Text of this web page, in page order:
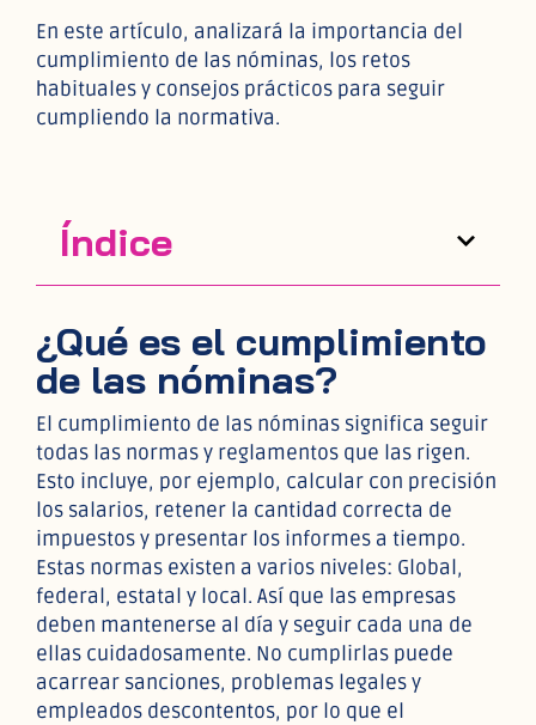
En este artículo, analizará la importancia del
cumplimiento de las nóminas, los retos
habituales y consejos prácticos para seguir
cumpliendo la normativa.
Índice
¿Qué es el cumplimiento
de las nóminas?
El cumplimiento de las nóminas significa seguir
todas las normas y reglamentos que las rigen.
Esto incluye, por ejemplo, calcular con precisión
los salarios, retener la cantidad correcta de
impuestos y presentar los informes a tiempo.
Estas normas existen a varios niveles: Global,
federal, estatal y local. Así que las empresas
deben mantenerse al día y seguir cada una de
ellas cuidadosamente. No cumplirlas puede
acarrear sanciones, problemas legales y
empleados descontentos, por lo que el